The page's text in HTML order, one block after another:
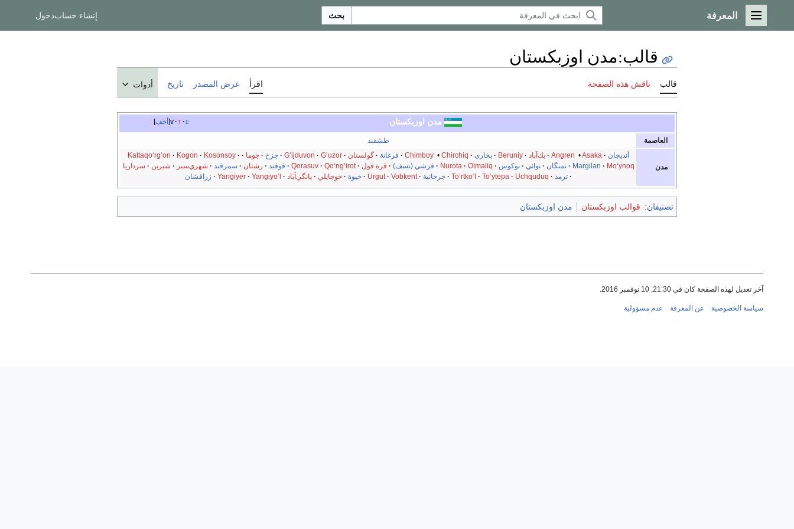
القائمة الرئيسية
المعرفة بحث إنشاء حسابدخول
قالب:مدن اوزبكستان
قالب ناقش هذه الصفحة اقرأ عرض المصدر تاريخ أدوات
أخف v t e مدن اوزبكستان
العاصمة طشقند
مدن
أنديجان Angren •Asaka بك‌آباد Beruniy بخارى Chimboy • Chirchiq فرغانة گولستان G‘ijduvon G‘uzor جزخ جوما Kattaqo‘rg‘on Kogon
Kosonsoy
Margilan
Mo‘ynoq نمنگان نوائي نوكوس Nurota Olmaliq قرشي (نسف) قرة قول Qorasuv Qo‘ng‘irot قوقند رشتان سمرقند شهري‌سبز شيرين
سرداريا
ترمذ
To‘rtko‘l To‘ytepa Uchquduq جرجانية Urgut Vobkent خيوة خوجايلي يانگي‌آباد Yangiyer Yangiyo‘l زرافشان
تصنيفان: قوالب اوزبكستان مدن اوزبكستان
آخر تعديل لهذه الصفحة كان في 21:30, 10 نوفمبر 2016.
سياسة الخصوصية عن المعرفة عدم مسؤولية